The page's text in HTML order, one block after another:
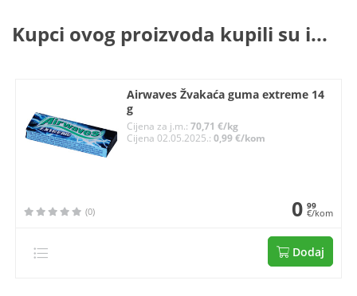
Kupci ovog proizvoda kupili su i...
Airwaves Žvakaća guma extreme 14
g
Cijena za j.m.:70,71 €/kg
Cijena 02.05.2025.:0,99 €/kom
(0) 0 99
€/kom
Dodaj